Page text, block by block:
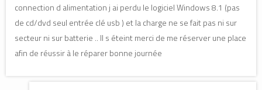
connection d alimentation j ai perdu le logiciel Windows 8.1 (pas
de cd/dvd seul entrée clé usb ) et la charge ne se fait pas ni sur
secteur ni sur batterie .. Il s éteint merci de me réserver une place
afin de réussir à le réparer bonne journée